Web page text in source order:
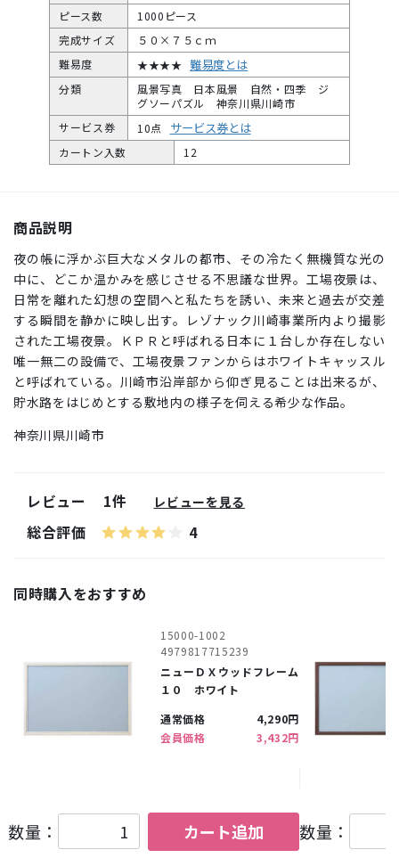
ピース数
1000ピース
完成サイズ
５０×７５ｃｍ
難易度
★★★★ 難易度とは
分類
風景写真 日本風景 自然・四季 ジ
グソーパズル 神奈川県川崎市
サービス券
10点 サービス券とは
カートン入数 12
商品説明
夜の帳に浮かぶ巨大なメタルの都市、その冷たく無機質な光の
中に、どこか温かみを感じさせる不思議な世界。工場夜景は、
日常を離れた幻想の空間へと私たちを誘い、未来と過去が交差
する瞬間を静かに映し出す。レゾナック川崎事業所内より撮影
された工場夜景。ＫＰＲと呼ばれる日本に１台しか存在しない
唯一無二の設備で、工場夜景ファンからはホワイトキャッスル
と呼ばれている。川崎市沿岸部から仰ぎ見ることは出来るが、
貯水路をはじめとする敷地内の様子を伺える希少な作品。
神奈川県川崎市
レビュー 1件 レビューを見る
総合評価 4
同時購入をおすすめ
15000-1002
4979817715239
ニューＤＸウッドフレーム
１０ ホワイト
通常価格
4,290円
会員価格
3,432円
数量： カート追加 数量：